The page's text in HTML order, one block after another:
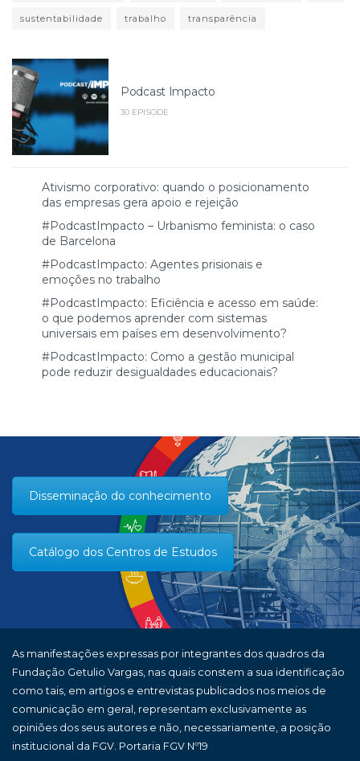
sustentabilidade trabalho transparência
Podcast Impacto
30 EPISODE
Ativismo corporativo: quando o posicionamento
das empresas gera apoio e rejeição
#PodcastImpacto – Urbanismo feminista: o caso
de Barcelona
#PodcastImpacto: Agentes prisionais e
emoções no trabalho
#PodcastImpacto: Eficiência e acesso em saúde:
o que podemos aprender com sistemas
universais em países em desenvolvimento?
#PodcastImpacto: Como a gestão municipal
pode reduzir desigualdades educacionais?
Disseminação do conhecimento
Catálogo dos Centros de Estudos
As manifestações expressas por integrantes dos quadros da
Fundação Getulio Vargas, nas quais constem a sua identificação
como tais, em artigos e entrevistas publicados nos meios de
comunicação em geral, representam exclusivamente as
opiniões dos seus autores e não, necessariamente, a posição
institucional da FGV. Portaria FGV Nº19